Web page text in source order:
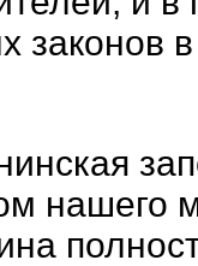
законов
нашего